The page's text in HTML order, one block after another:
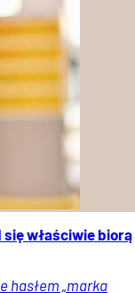
się właściwie biorą
hasłem „marka